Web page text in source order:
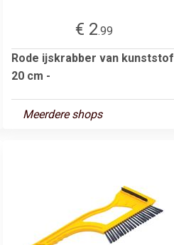
€ 2.99
Rode ijskrabber van kunststof
20 cm -
Meerdere shops